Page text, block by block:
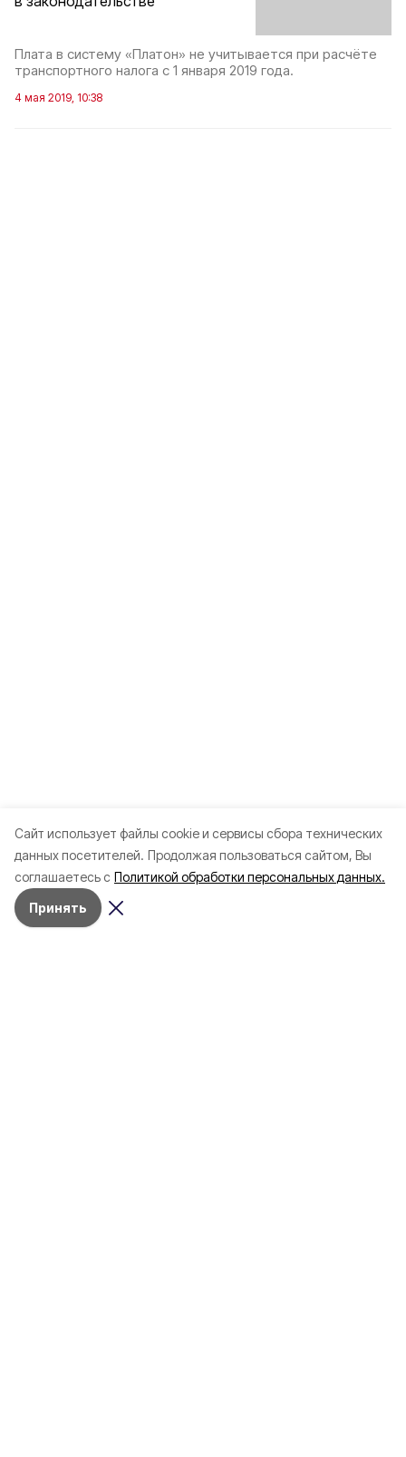
Cайт использует файлы cookie и сервисы сбора технических
данных посетителей. Продолжая пользоваться сайтом, Вы
соглашаетесь с Политикой обработки персональных данных.
Принять
Плата в систему «Платон» не учитывается при расчёте
транспортного налога с 1 января 2019 года.
4 мая 2019, 10:38